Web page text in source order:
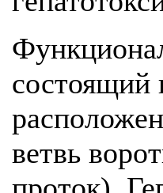
состоящий
ветвь